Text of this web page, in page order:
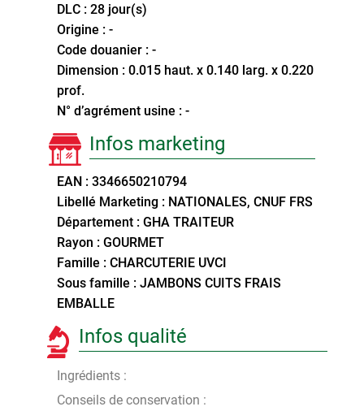
DLC : 28 jour(s)
Origine : -
Code douanier : -
Dimension : 0.015 haut. x 0.140 larg. x 0.220
prof.
N° d’agrément usine : -
Infos marketing
EAN : 3346650210794
Libellé Marketing : NATIONALES, CNUF FRS
Département : GHA TRAITEUR
Rayon : GOURMET
Famille : CHARCUTERIE UVCI
Sous famille : JAMBONS CUITS FRAIS
EMBALLE
Infos qualité
Ingrédients :
Conseils de conservation :